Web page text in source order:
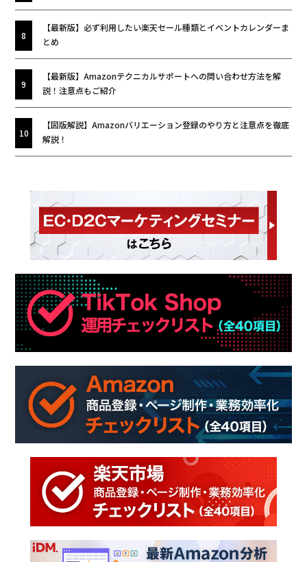
【最新版】必ず利用したい楽天セール種類とイベントカレンダーま
とめ
【最新版】Amazonテクニカルサポートへの問い合わせ方法を解
説！注意点もご紹介
【図版解説】Amazonバリエーション登録のやり方と注意点を徹底
解説！